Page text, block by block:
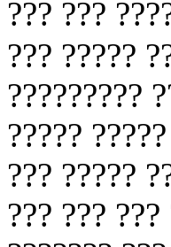
??? ???
??? ?????
?????????
?????
??? ?????
??? ???